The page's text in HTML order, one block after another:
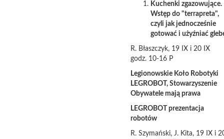
Kuchenki zgazowujące.
Wstęp do "terrapreta",
czyli jak jednocześnie
gotować i użyźniać
R. Błaszczyk, 19 IX i 20 IX
godz. 10-16 P
Legionowskie Koło Robotyki
LEGROBOT, Stowarzyszenie
Obywatele mają prawa
LEGROBOT prezentacja
robotów
R. Szymański, J. Kita, 19 IX i